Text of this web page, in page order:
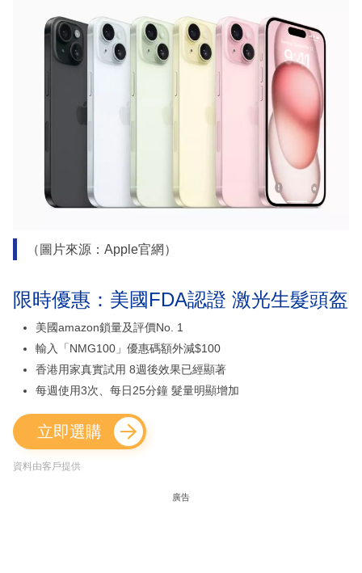
（圖片來源：Apple官網）
限時優惠：美國FDA認證 激光生髮頭盔
美國amazon鎖量及評價No. 1
輸入「NMG100」優惠碼額外減$100
香港用家真實試用 8週後效果已經顯著
每週使用3次、每日25分鐘 髮量明顯增加
立即選購
資料由客戶提供
廣告